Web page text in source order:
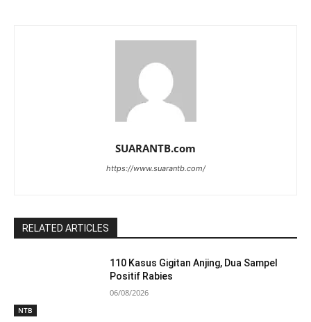
SUARANTB.com
https://www.suarantb.com/
RELATED ARTICLES
NTB
110 Kasus Gigitan Anjing, Dua Sampel
Positif Rabies
06/08/2026